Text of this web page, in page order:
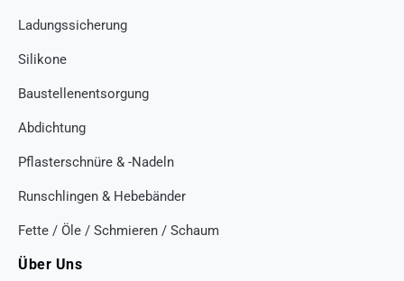
Ladungssicherung
Silikone
Baustellenentsorgung
Abdichtung
Pflasterschnüre & -Nadeln
Runschlingen & Hebebänder
Fette / Öle / Schmieren / Schaum
Über Uns